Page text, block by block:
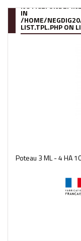
NOTICE:
IN
/HOME/
LIST.TPL.PHPON
Poteau 3 ML - 4 HA